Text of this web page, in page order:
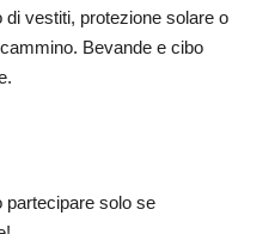
vestiti, protezione solare o
Bevande e cibo
solo se